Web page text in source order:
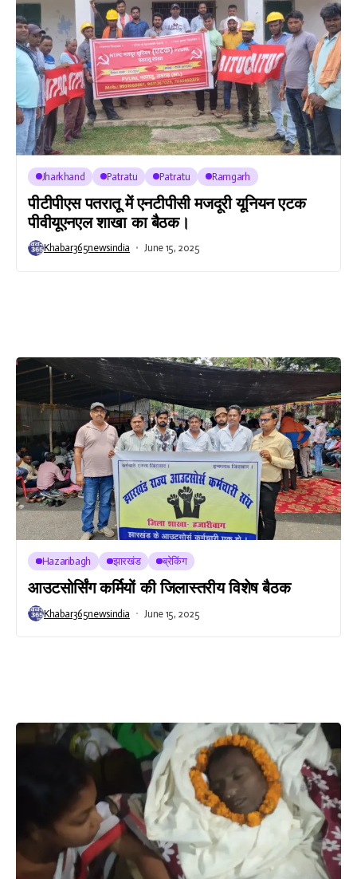
Jharkhand Patratu Patratu Ramgarh
पीटीपीएस पतरातू में एनटीपीसी मजदूरी यूनियन एटक
पीवीयूएनएल शाखा का बैठक।
Khabar365newsindia June 15, 2025
Hazaribagh झारखंड ब्रेकिंग
आउटसोर्सिंग कर्मियों की जिलास्तरीय विशेष बैठक
Khabar365newsindia June 15, 2025